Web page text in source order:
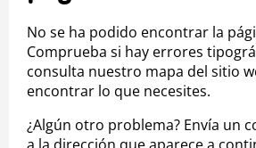
No se ha podido encontrar la
Comprueba si hay errores
consulta nuestro mapa del sitio
encontrar lo que necesites.
¿Algún otro problema? Envía un